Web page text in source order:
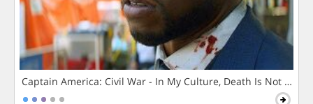
Captain America: Civil War - In My Culture, Death Is Not The